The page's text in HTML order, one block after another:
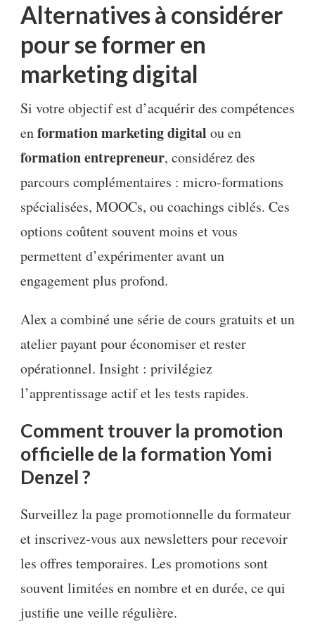
Alternatives à considérer
pour se former en
marketing digital
Si votre objectif est d’acquérir des compétences
enformation marketing digital ou en
formation entrepreneur, considérez des
parcours complémentaires : micro‑formations
spécialisées, MOOCs, ou coachings ciblés. Ces
options coûtent souvent moins et vous
permettent d’expérimenter avant un
engagement plus profond.
Alex a combiné une série de cours gratuits et un
atelier payant pour économiser et rester
opérationnel. Insight : privilégiez
l’apprentissage actif et les tests rapides.
Comment trouver la promotion
officielle de la formation Yomi
Denzel ?
Surveillez la page promotionnelle du formateur
et inscrivez‑vous aux newsletters pour recevoir
les offres temporaires. Les promotions sont
souvent limitées en nombre et en durée, ce qui
justifie une veille régulière.